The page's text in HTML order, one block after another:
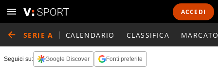
ACCEDI
SERIE A CALENDARIO CLASSIFICA
Seguici su: Google Discover Fonti preferite